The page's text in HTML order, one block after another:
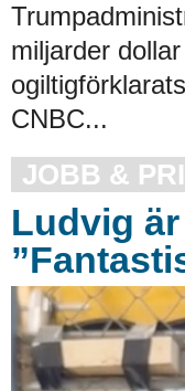
miljarder
CNBC...
JOBB &
Ludvig